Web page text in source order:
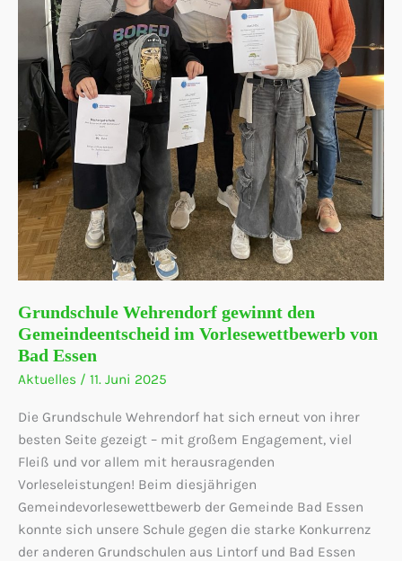
Grundschule Wehrendorf gewinnt den
Gemeindeentscheid im Vorlesewettbewerb von
Bad Essen
Aktuelles / 11. Juni 2025
Die Grundschule Wehrendorf hat sich erneut von ihrer
besten Seite gezeigt – mit großem Engagement, viel
Fleiß und vor allem mit herausragenden
Vorleseleistungen! Beim diesjährigen
Gemeindevorlesewettbewerb der Gemeinde Bad Essen
konnte sich unsere Schule gegen die starke Konkurrenz
der anderen Grundschulen aus Lintorf und Bad Essen